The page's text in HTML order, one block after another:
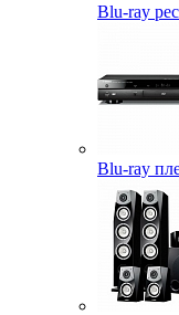
Blu-ray
Blu-ray